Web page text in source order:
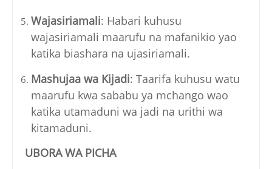
Wajasiriamali: Habari kuhusu
wajasiriamali maarufu na mafanikio yao
katika biashara na ujasiriamali.
Mashujaa wa Kijadi: Taarifa kuhusu watu
maarufu kwa sababu ya mchango wao
katika utamaduni wa jadi na urithi wa
kitamaduni.
UBORA WA PICHA